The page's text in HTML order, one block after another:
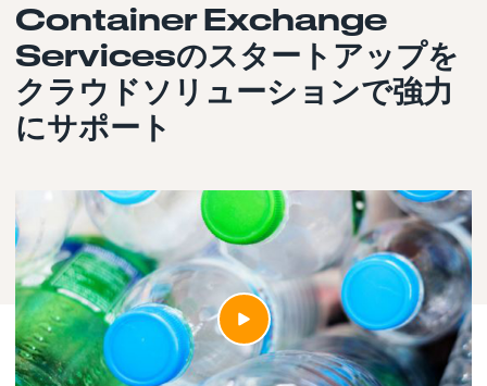
Container Exchange
Servicesのスタートアップを
クラウドソリューションで強力
にサポート
ビデオを起動します。